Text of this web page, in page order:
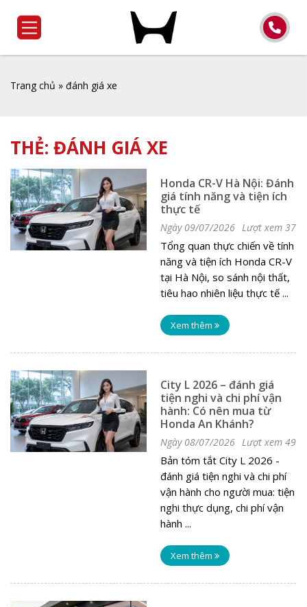
Trang chủ » đánh giá xe
THẺ: ĐÁNH GIÁ XE
Honda CR-V Hà Nội: Đánh
giá tính năng và tiện ích
thực tế
Ngày 09/07/2026 Lượt xem 37
Tổng quan thực chiến về tính
năng và tiện ích Honda CR-V
tại Hà Nội, so sánh nội thất,
tiêu hao nhiên liệu thực tế ...
Xem thêm
City L 2026 – đánh giá
tiện nghi và chi phí vận
hành: Có nên mua từ
Honda An Khánh?
Ngày 08/07/2026 Lượt xem 49
Bản tóm tắt City L 2026 -
đánh giá tiện nghi và chi phí
vận hành cho người mua: tiện
nghi thực dụng, chi phí vận
hành ...
Xem thêm